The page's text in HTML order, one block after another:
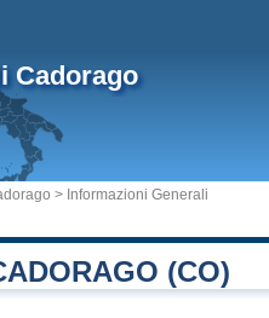
Cadorago
> Informazioni Generali
(CO)